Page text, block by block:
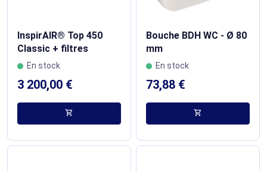
InspirAIR® Top 450
Classic + filtres
En stock
3 200,00 €
shopping_cart
Bouche BDH WC - Ø 80
mm
En stock
73,88 €
shopping_cart